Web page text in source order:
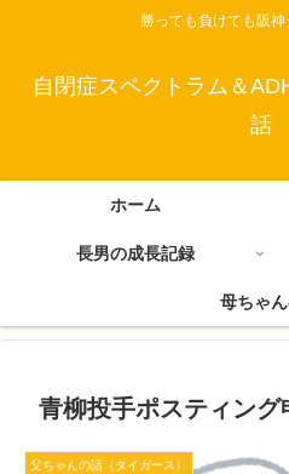
勝っても負けても阪
自閉症スペクトラム＆
話
ホーム
長男の成長記録
母ちゃ
青柳投手ポスティング
父ちゃんの話（タイガース）